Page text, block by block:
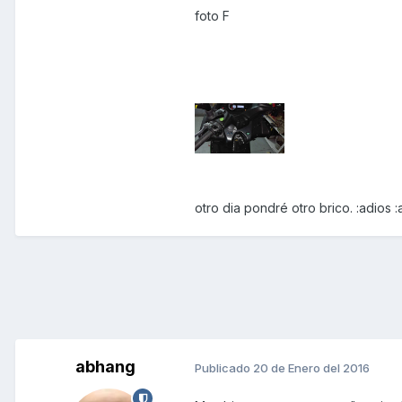
foto F
otro dia pondré otro brico. :adios
abhang Publicado 20 de Enero del 2016